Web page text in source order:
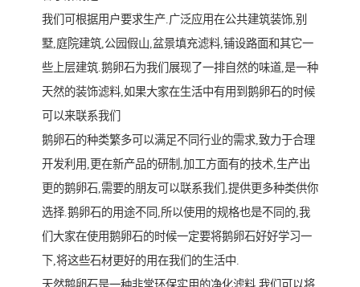
我们可根据用户要求生产.广泛应用在公共建筑装饰,别
墅,庭院建筑,公园假山,盆景填充滤料,铺设路面和其它一
些上层建筑.鹅卵石为我们展现了一排自然的味道,是一种
天然的装饰滤料,如果大家在生活中有用到鹅卵石的时候
可以来联系我们
鹅卵石的种类繁多可以满足不同行业的需求,致力于合理
开发利用,更在新产品的研制,加工方面有的技术,生产出
更的鹅卵石,需要的朋友可以联系我们,提供更多种类供你
选择.鹅卵石的用途不同,所以使用的规格也是不同的,我
们大家在使用鹅卵石的时候一定要将鹅卵石好好学习一
下,将这些石材更好的用在我们的生活中.